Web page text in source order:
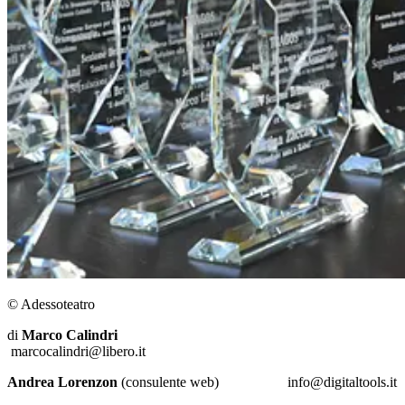
© Adessoteatro
di Marco Calindri
marcocalindri@libero.it
Andrea Lorenzon (consulente web) info@digitaltools.it